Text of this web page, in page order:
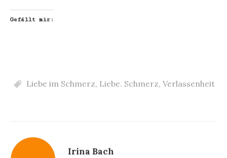
Gefällt mir:
Liebe im Schmerz, Liebe. Schmerz, Verlassenheit
Irina Bach